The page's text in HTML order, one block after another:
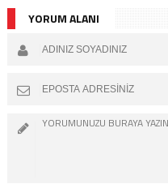
YORUM ALANI